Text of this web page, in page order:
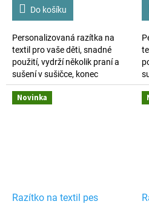
Do košíku
Personalizovaná razítka na
textil pro vaše děti, snadné
použití, vydrží několik praní a
sušení v sušičce, konec
ztrátám věcí, výroba dle vašich
požadavků.
Novinka
Razítko na textil pes